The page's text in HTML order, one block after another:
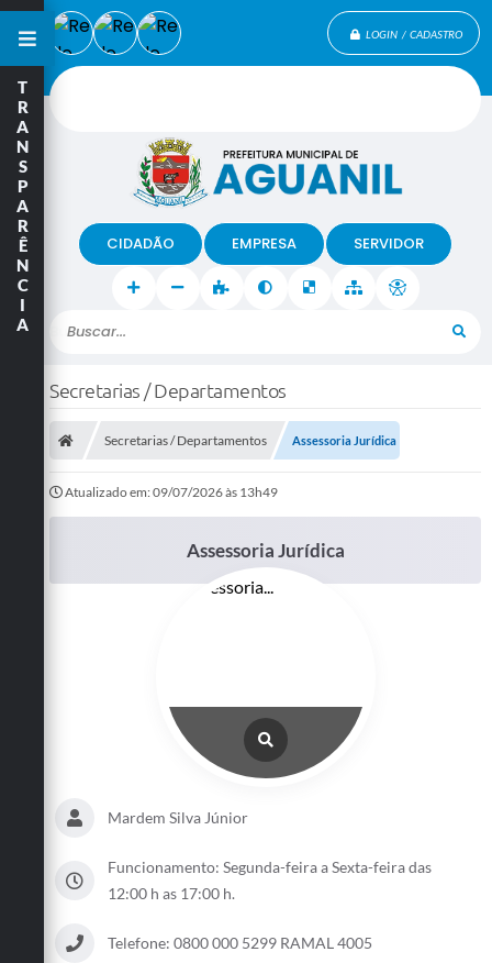
LOGIN / CADASTRO
Buscar...
CIDADÃO EMPRESA SERVIDOR
T
R
A
N
S
P
A
R
Ê
N
C
I
A
Secretarias / Departamentos
Secretarias / Departamentos Assessoria Jurídica
Atualizado em: 09/07/2026 às 13h49
Assessoria Jurídica
Mardem Silva Júnior
Funcionamento: Segunda-feira a Sexta-feira das
12:00 h as 17:00 h.
Telefone: 0800 000 5299 RAMAL 4005